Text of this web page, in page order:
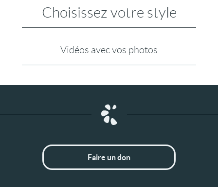
Choisissez votre style
Vidéos avec vos photos
Faire un don